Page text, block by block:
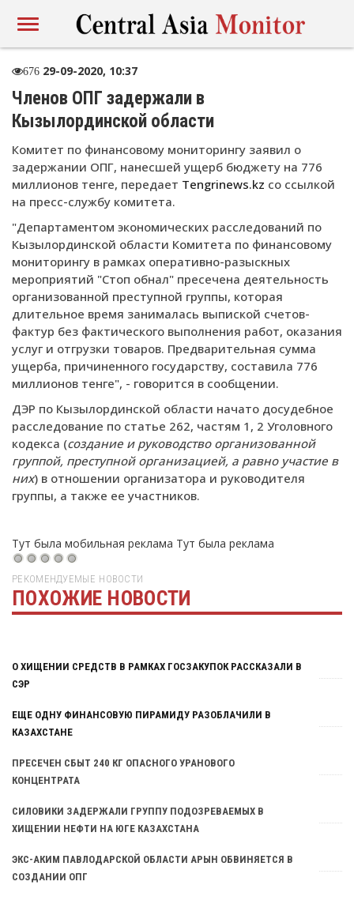
676 29-09-2020, 10:37
Членов ОПГ задержали в
Кызылординской области
Комитет по финансовому мониторингу заявил о
задержании ОПГ, нанесшей ущерб бюджету на 776
миллионов тенге, передает Tengrinews.kz со ссылкой
на пресс-службу комитета.
"Департаментом экономических расследований по
Кызылординской области Комитета по финансовому
мониторингу в рамках оперативно-разыскных
мероприятий "Стоп обнал" пресечена деятельность
организованной преступной группы, которая
длительное время занималась выпиской счетов-
фактур без фактического выполнения работ, оказания
услуг и отгрузки товаров. Предварительная сумма
ущерба, причиненного государству, составила 776
миллионов тенге", - говорится в сообщении.
ДЭР по Кызылординской области начато досудебное
расследование по статье 262, частям 1, 2 Уголовного
кодекса (создание и руководство организованной
группой, преступной организацией, а равно участие в
них) в отношении организатора и руководителя
группы, а также ее участников.
Тут была мобильная реклама Тут была реклама
РЕКОМЕНДУЕМЫЕ НОВОСТИ
ПОХОЖИЕ НОВОСТИ
Тут была реклама
О ХИЩЕНИИ СРЕДСТВ В РАМКАХ ГОСЗАКУПОК РАССКАЗАЛИ В
СЭР
ЕЩЕ ОДНУ ФИНАНСОВУЮ ПИРАМИДУ РАЗОБЛАЧИЛИ В
КАЗАХСТАНЕ
ПРЕСЕЧЕН СБЫТ 240 КГ ОПАСНОГО УРАНОВОГО
КОНЦЕНТРАТА
CИЛОВИКИ ЗАДЕРЖАЛИ ГРУППУ ПОДОЗРЕВАЕМЫХ В
ХИЩЕНИИ НЕФТИ НА ЮГЕ КАЗАХСТАНА
ЭКС-АКИМ ПАВЛОДАРСКОЙ ОБЛАСТИ АРЫН ОБВИНЯЕТСЯ В
СОЗДАНИИ ОПГ